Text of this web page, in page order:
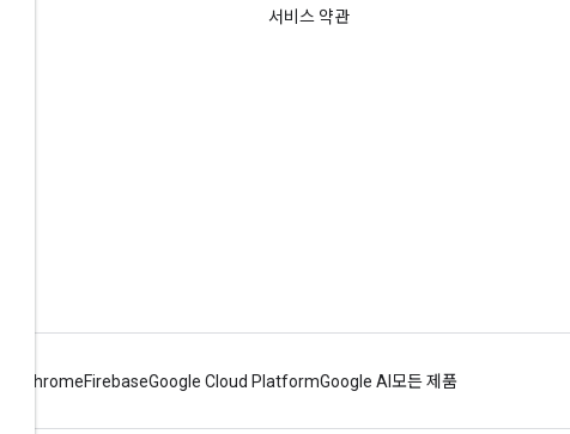
서비스 약관
ChromeFirebaseGoogle Cloud PlatformGoogle AI 모든 제품